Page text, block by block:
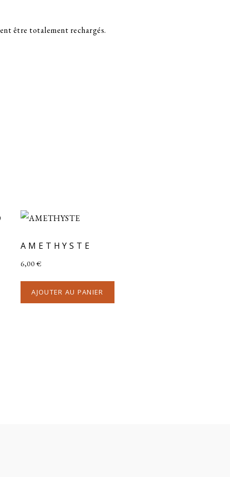
être totalement rechargés.
AMETHYSTE
6,00€
AJOUTER AU PANIER